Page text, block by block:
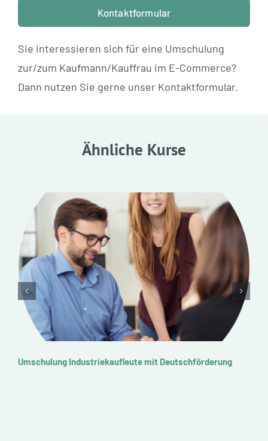
Kontaktformular
Sie interessieren sich für eine Umschulung
zur/zum Kaufmann/Kauffrau im E-Commerce?
Dann nutzen Sie gerne unser Kontaktformular.
Ähnliche Kurse
Umschulung Industriekaufleute mit Deutschförderung